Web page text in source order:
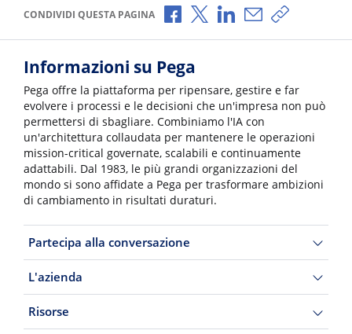
CONDIVIDI QUESTA PAGINA Condividi via Facebook
Condividi via X
Condividi via
Condividi via e-
Copia link
Informazioni su Pega
Pega offre la piattaforma per ripensare, gestire e far
evolvere i processi e le decisioni che un'impresa non può
permettersi di sbagliare. Combiniamo l'IA con
un'architettura collaudata per mantenere le operazioni
mission-critical governate, scalabili e continuamente
adattabili. Dal 1983, le più grandi organizzazioni del
mondo si sono affidate a Pega per trasformare ambizioni
di cambiamento in risultati duraturi.
Partecipa alla conversazione
L'azienda
Risorse